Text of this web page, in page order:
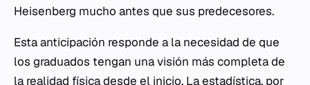
Heisenberg mucho antes que sus predecesores.
Esta anticipación responde a la necesidad de que
los graduados tengan una visión más completa de
la realidad física desde el inicio. La estadística, por